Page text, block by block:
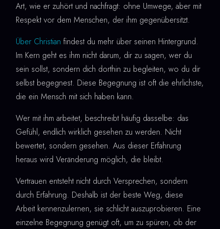
Art, wie er zuhört und nachfragt: ohne Umwege, aber mit
Respekt vor dem Menschen, der ihm gegenübersitzt.
Über Christian findest du mehr über seinen Hintergrund.
Im Kern geht es ihm nicht darum, dir zu sagen, wer du
sein sollst, sondern dich dorthin zu begleiten, wo du dir
selbst begegnest. Diese Begegnung ist oft die ehrlichste,
die ein Mensch mit sich haben kann.
Wer mit ihm arbeitet, beschreibt häufig dasselbe: das
Gefühl, endlich wirklich gesehen zu werden. Nicht
bewertet, sondern gesehen. Aus dieser Erfahrung
heraus wird Veränderung möglich, die bleibt.
Vertrauen entsteht nicht durch Versprechen, sondern
durch Erfahrung. Deshalb ist der beste Weg, diese
Arbeit kennenzulernen, sie schlicht auszuprobieren. Eine
einzelne Begegnung genügt oft, um zu spüren, ob der